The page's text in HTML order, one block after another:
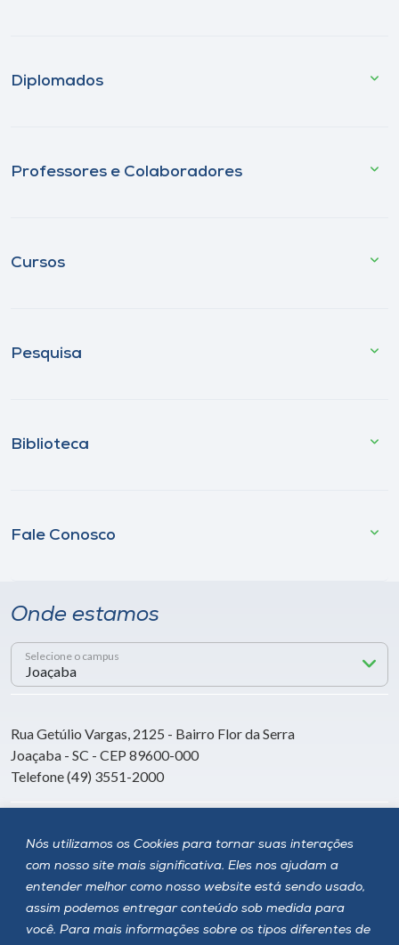
Nós utilizamos os Cookies para tornar suas interações
com nosso site mais significativa. Eles nos ajudam a
entender melhor como nosso website está sendo usado,
assim podemos entregar conteúdo sob medida para
você. Para mais informações sobre os tipos diferentes de
Diplomados
Professores e Colaboradores
Cursos
Pesquisa
Biblioteca
Fale Conosco
Onde estamos
Selecione o campus
Rua Getúlio Vargas, 2125 - Bairro Flor da Serra
Joaçaba - SC - CEP 89600-000
Telefone (49) 3551-2000
Siga a Unoesc